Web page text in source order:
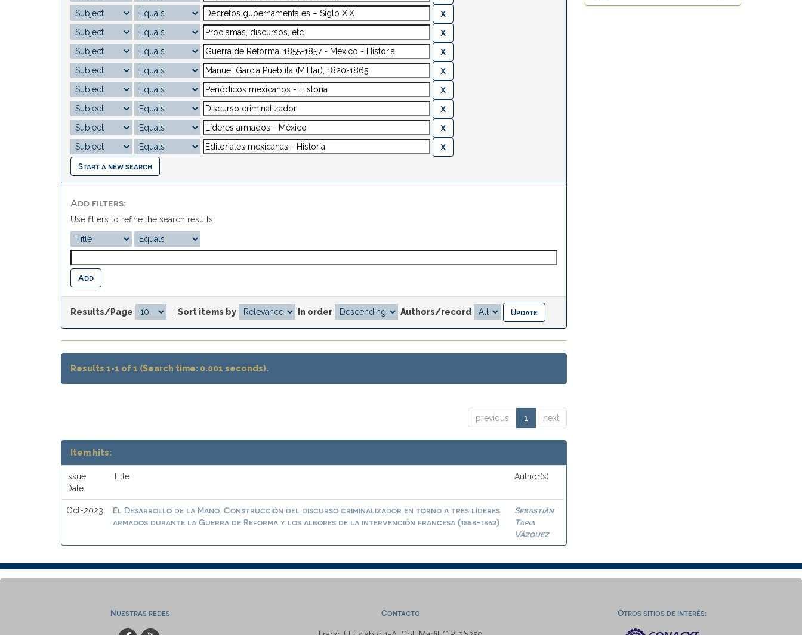
Start a new search
Add filters:
Use filters to refine the search results.
Results/Page Sort items by In order Authors/record
Results 1-1 of 1 (Search time: 0.001 seconds).
previous 1 next
Item hits:
Issue
Date
Title Author(s)
Oct-2023
El Desarrollo de la Mano. Construcción del discurso criminalizador en torno a tres líderes
armados durante la Guerra de Reforma y los albores de la intervención francesa (1858-1862)
Sebastián
Tapia
Vázquez
Nuestras redes Contacto Otros sitios de interés: